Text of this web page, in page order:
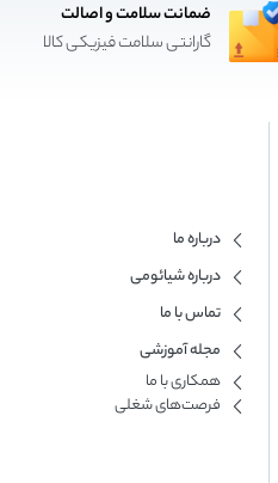
ضمانت سلامت و اصالت
گارانتی سلامت فیزیکی کالا
درباره ما
درباره شیائومی
تماس با ما
مجله آموزشی
همکاری با ما​
فرصت‌های شغلی